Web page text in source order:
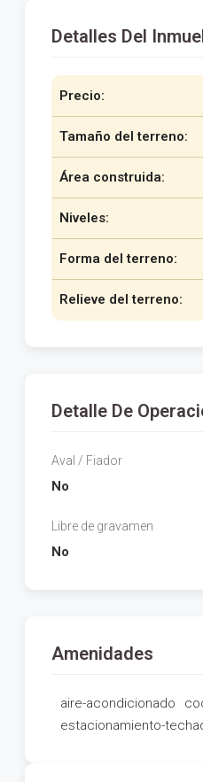
Detalles Del
Precio:
Tamaño del terreno:
Área construida:
Niveles:
Forma del terreno:
Relieve del terreno:
Detalle De
Aval / Fiador
No
Libre de gravamen
No
Amenidades
aire-acondicionado
estacionamiento-